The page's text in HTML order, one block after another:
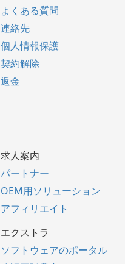
よくある質問
連絡先
個人情報保護
契約解除
返金
求人案内
パートナー
OEM用ソリューション
アフィリエイト
エクストラ
ソフトウェアのポータル